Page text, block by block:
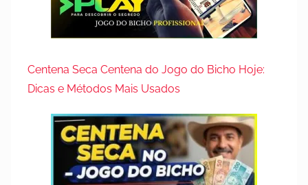
Centena Seca Centena do Jogo do Bicho Hoje:
Dicas e Métodos Mais Usados